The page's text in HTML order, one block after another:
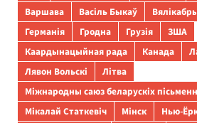
Варшава
Васіль Быкаў
Германія
Гродна Грузія
ЗША
Каардынацыйная рада
Канада
Лявон Вольскі
Літва
Міжнародны саюз беларускіх
Мікалай Статкевіч
Мінск Нью-